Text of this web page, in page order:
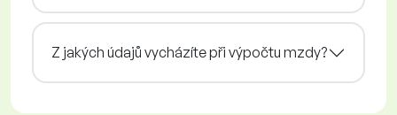
Z jakých údajů vycházíte při výpočtu mzdy?